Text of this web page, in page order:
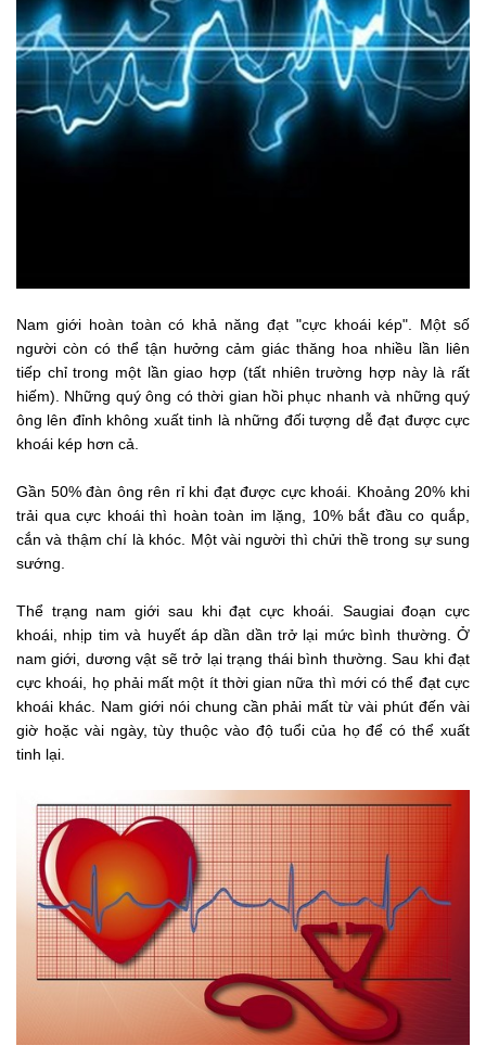
Nam giới hoàn toàn có khả năng đạt "cực khoái kép". Một số
người còn có thể tận hưởng cảm giác thăng hoa nhiều lần liên
tiếp chỉ trong một lần giao hợp (tất nhiên trường hợp này là rất
hiếm). Những quý ông có thời gian hồi phục nhanh và những quý
ông lên đỉnh không xuất tinh là những đối tượng dễ đạt được cực
khoái kép hơn cả.
Gần 50% đàn ông rên rỉ khi đạt được cực khoái. Khoảng 20% khi
trải qua cực khoái thì hoàn toàn im lặng, 10% bắt đầu co quắp,
cắn và thậm chí là khóc. Một vài người thì chửi thề trong sự sung
sướng.
Thể trạng nam giới sau khi đạt cực khoái. Saugiai đoạn cực
khoái, nhịp tim và huyết áp dần dần trở lại mức bình thường. Ở
nam giới, dương vật sẽ trở lại trạng thái bình thường. Sau khi đạt
cực khoái, họ phải mất một ít thời gian nữa thì mới có thể đạt cực
khoái khác. Nam giới nói chung cần phải mất từ vài phút đến vài
giờ hoặc vài ngày, tùy thuộc vào độ tuổi của họ để có thể xuất
tinh lại.